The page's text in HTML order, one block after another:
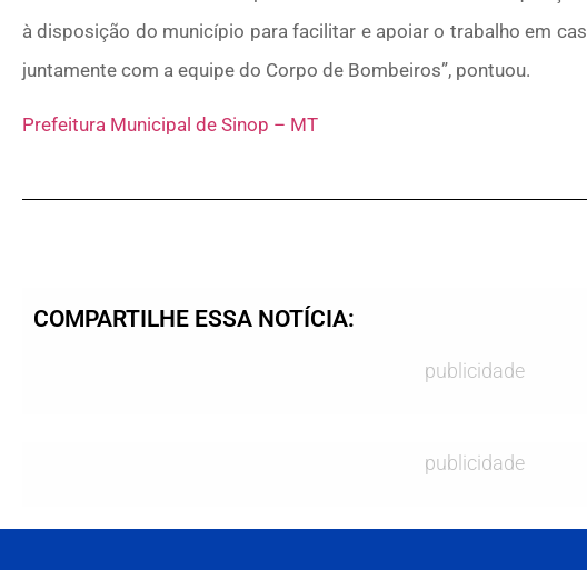
à disposição do município para facilitar e apoiar o trabalho em
juntamente com a equipe do Corpo de Bombeiros”, pontuou.
Prefeitura Municipal de Sinop – MT
COMPARTILHE ESSA NOTÍCIA:
publicidade
publicidade